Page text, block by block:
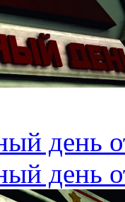
день
день